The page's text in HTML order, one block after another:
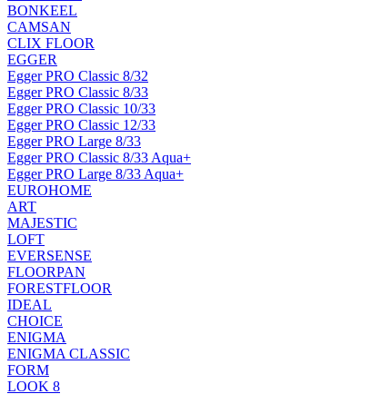
BONKEEL
CAMSAN
CLIX FLOOR
EGGER
Egger PRO Classic 8/32
Egger PRO Classic 8/33
Egger PRO Classic 10/33
Egger PRO Classic 12/33
Egger PRO Large 8/33
Egger PRO Classic 8/33 Aqua+
Egger PRO Large 8/33 Aqua+
EUROHOME
ART
MAJESTIC
LOFT
EVERSENSE
FLOORPAN
FORESTFLOOR
IDEAL
CHOICE
ENIGMA
ENIGMA CLASSIC
FORM
LOOK 8